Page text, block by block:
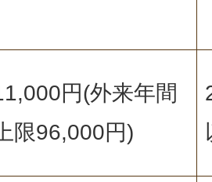
円(外来年間
限96,000円)